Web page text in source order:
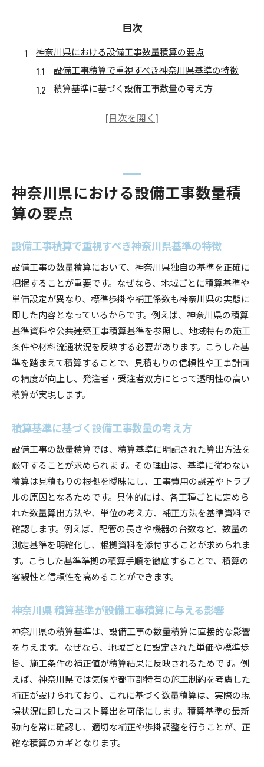
目次
神奈川県における設備工事数量積算の要点
設備工事積算で重視すべき神奈川県基準の特徴
積算基準に基づく設備工事数量の考え方
設備工事数量積算で注意したい地域特性
設備工事積算の基礎知識と実践ポイント
積算基準を押さえた設備工事の数量計算術
設備工事積算で活用する積算基準の選び方
設備工事数量算出で見落としがちな積算ポイン
ト
積算基準を反映した設備工事数量の割り出し方
設備工事積算チェックマニュアルの活用術
設備工事数量計算と積算基準の密接な関係
設備工事数量の精度を高める積算チェック法
設備工事積算の精度向上に役立つチェックリス
ト
積算チェックリストを使った設備工事数量確認
国土交通省 積算チェックシートの活用ポイン
設備工事積算チェックで減らすミスのコツ
東京都 工種別積算チェックリストの参考活用
法
設備工事数量精度を高める積算手順
公共工事の積算ミスを防ぐ実践的なポイント
設備工事積算でよくあるミスとその防止策
積算ミスを減らすための設備工事チェック法
設備工事数量見積もり時の確認ポイント
設備工事積算におけるミス防止の実践事例
標準歩掛の理解が設備工事積算のカギとなる理由
設備工事積算で重要な標準歩掛の基本知識
標準歩掛による設備工事数量算出のメリット
設備工事積算における標準歩掛の活用法とは
設備工事標準歩掛を現場に合わせて調整する方
法
神奈川県における設備工事数量積
算の要点
設備工事積算で重視すべき神奈川県基準の特徴
設備工事の数量積算において、神奈川県独自の基準を正確に
把握することが重要です。なぜなら、地域ごとに積算基準や
単価設定が異なり、標準歩掛や補正係数も神奈川県の実態に
即した内容となっているからです。例えば、神奈川県の積算
基準資料や公共建築工事積算基準を参照し、地域特有の施工
条件や材料流通状況を反映する必要があります。こうした基
準を踏まえて積算することで、見積もりの信頼性や工事計画
の精度が向上し、発注者・受注者双方にとって透明性の高い
積算が実現します。
積算基準に基づく設備工事数量の考え方
設備工事の数量積算では、積算基準に明記された算出方法を
厳守することが求められます。その理由は、基準に従わない
積算は見積もりの根拠を曖昧にし、工事費用の誤差やトラブ
ルの原因となるためです。具体的には、各工種ごとに定めら
れた数量算出方法や、単位の考え方、補正方法を基準資料で
確認します。例えば、配管の長さや機器の台数など、数量の
測定基準を明確化し、根拠資料を添付することが求められま
す。こうした基準準拠の積算手順を徹底することで、積算の
客観性と信頼性を高めることができます。
神奈川県 積算基準が設備工事積算に与える影響
神奈川県の積算基準は、設備工事の数量積算に直接的な影響
を与えます。なぜなら、地域ごとに設定された単価や標準歩
掛、施工条件の補正値が積算結果に反映されるためです。例
えば、神奈川県では気候や都市部特有の施工制約を考慮した
補正が設けられており、これに基づく数量積算は、実際の現
場状況に即したコスト算出を可能にします。積算基準の最新
動向を常に確認し、適切な補正や歩掛調整を行うことが、正
確な積算のカギとなります。